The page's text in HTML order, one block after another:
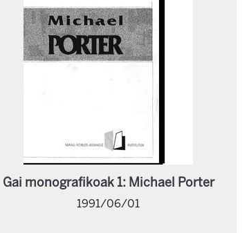
Gai monografikoak 1: Michael Porter
1991/06/01